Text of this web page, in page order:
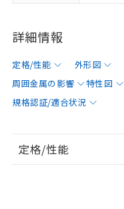
詳細情報
定格/性能 外形図
周囲金属の影響
特性図
規格認証/適合状況
定格/性能